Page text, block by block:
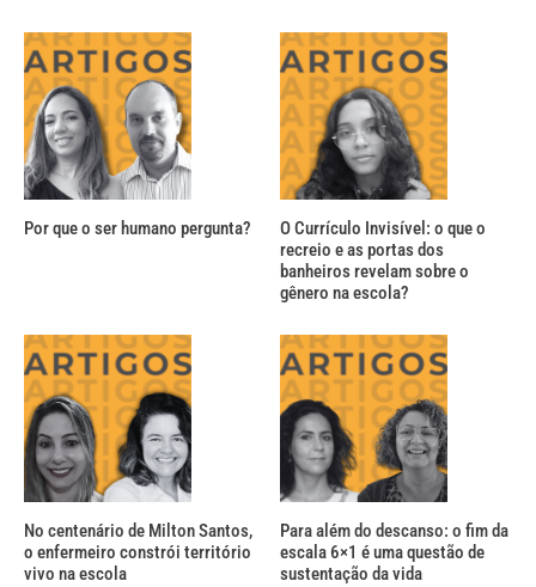
Por que o ser humano pergunta?
O Currículo Invisível: o que o
recreio e as portas dos
banheiros revelam sobre o
gênero na escola?
No centenário de Milton Santos,
o enfermeiro constrói território
vivo na escola
Para além do descanso: o fim da
escala 6×1 é uma questão de
sustentação da vida